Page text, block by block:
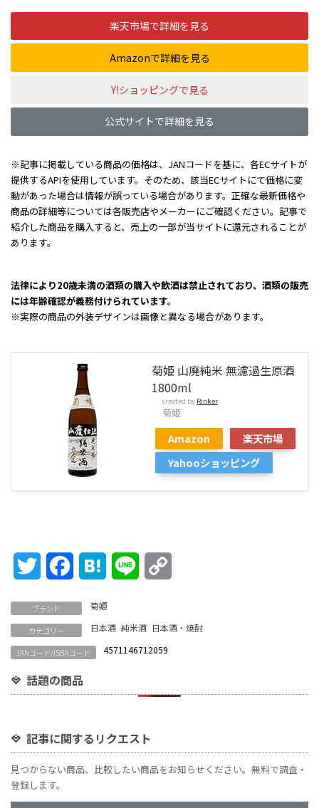
楽天市場で詳細を見る
Amazonで詳細を見る
Y!ショッピングで見る
公式サイトで詳細を見る
※記事に掲載している商品の価格は、JANコードを基に、各ECサイトが
提供するAPIを使用しています。そのため、該当ECサイトにて価格に変
動があった場合は情報が誤っている場合があります。正確な最新価格や
商品の詳細等については各販売店やメーカーにご確認ください。記事で
紹介した商品を購入すると、売上の一部が当サイトに還元されることが
あります。
法律により20歳未満の酒類の購入や飲酒は禁止されており、酒類の販売
には年齢確認が義務付けられています。
※実際の商品の外装デザインは画像と異なる場合があります。
菊姫 山廃純米 無濾過生原酒
1800ml
created by Rinker
菊姫
Amazon
楽天市場
Yahooショッピング
Twitter FacebookHatena Line
ブランド 菊姫
カテゴリー 日本酒 純米酒 日本酒・焼酎
JANコード/ISBNコード 4571146712059
話題の商品
記事に関するリクエスト
見つからない商品、比較したい商品をお知らせください。無料で調査・
登録します。